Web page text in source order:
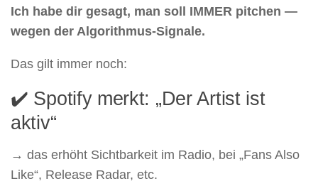
Ich habe dir gesagt, man soll IMMER pitchen —
wegen der Algorithmus-Signale.
Das gilt immer noch:
✔️ Spotify merkt: „Der Artist ist
aktiv“
→ das erhöht Sichtbarkeit im Radio, bei „Fans Also
Like“, Release Radar, etc.